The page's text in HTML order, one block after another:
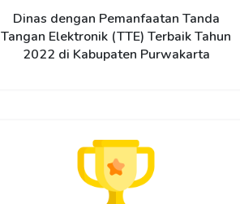
Dinas dengan Pemanfaatan Tanda
Tangan Elektronik (TTE) Terbaik Tahun
2022 di Kabupaten Purwakarta